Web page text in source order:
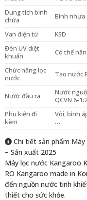
Dung tích bình
chứa
Bình nhựa
Van điện từ
KSD
Đèn UV diệt
khuẩn
Có thể
Chức năng lọc
nước
Tạo nước
Nước đầu ra
Nước
QCVN 6-
Phụ kiện đi
kèm
Vòi, bình
…
Chi tiết sản phẩm Máy
– Sản xuất 2025
Máy lọc nước Kangaroo
RO Kangaroo made in
đến nguồn nước tinh
thiết cho sức khỏe.